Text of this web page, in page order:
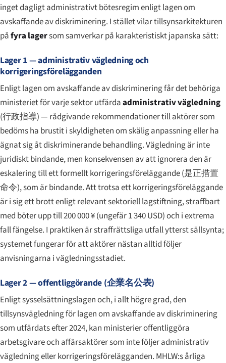
inget dagligt administrativt bötesregim enligt lagen om
avskaffande av diskriminering. I stället vilar tillsynsarkitekturen
påfyra lagersom samverkar på karakteristiskt japanska sätt:
Lager 1 — administrativ vägledning och
korrigeringsförelägganden
Enligt lagen om avskaffande av diskriminering får det behöriga
ministeriet för varje sektor utfärdaadministrativ vägledning
(行政指導) — rådgivande rekommendationer till aktörer som
bedöms ha brustit i skyldigheten om skälig anpassning eller ha
ägnat sig åt diskriminerande behandling. Vägledning är inte
juridiskt bindande, men konsekvensen av att ignorera den är
eskalering till ett formellt korrigeringsföreläggande (是正措置
命令), som är bindande. Att trotsa ett korrigeringsföreläggande
är i sig ett brott enligt relevant sektoriell lagstiftning, straffbart
med böter upp till 200 000 ¥ (ungefär 1 340 USD) och i extrema
fall fängelse. I praktiken är straffrättsliga utfall ytterst sällsynta;
systemet fungerar för att aktörer nästan alltid följer
anvisningarna i vägledningsstadiet.
Lager 2 — offentliggörande (企業名公表)
Enligt sysselsättningslagen och, i allt högre grad, den
tillsynsvägledning för lagen om avskaffande av diskriminering
som utfärdats efter 2024, kan ministerier offentliggöra
arbetsgivare och affärsaktörer som inte följer administrativ
vägledning eller korrigeringsförelägganden. MHLW:s årliga